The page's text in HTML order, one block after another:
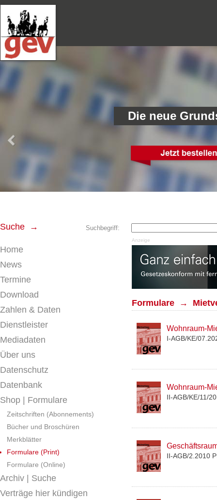
Suche → Suchbegriff:
Home
News
Termine
Download
Zahlen & Daten
Dienstleister
Mediadaten
Über uns
Datenschutz
Datenbank
Shop | Formulare
Zeitschriften (Abonnements)
Bücher und Broschüren
Merkblätter
Formulare (Print)
Formulare (Online)
Archiv | Suche
Verträge hier kündigen
Anzeige
Formulare →
Wohnraum-
I-AGB/KE/
Wohnraum-
II-AGB/KE/11/
II-AGB/2.2010
Die neue